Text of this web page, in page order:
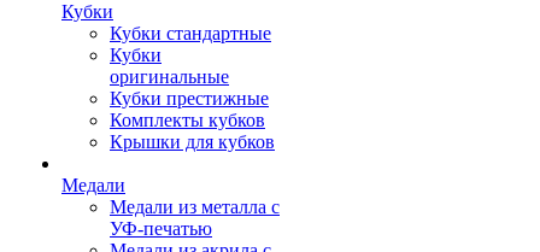
Кубки
Кубки стандартные
Кубки
оригинальные
Кубки престижные
Комплекты кубков
Крышки для кубков
Медали
Медали из металла с
УФ-печатью